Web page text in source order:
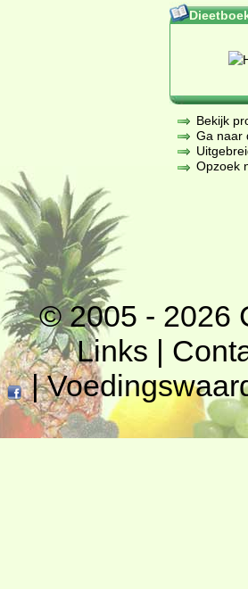
Bekijk
Ga naar
Opzoek
© 2005 - 2026
Links |
|